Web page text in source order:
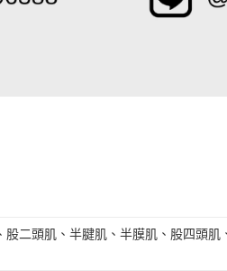
二頭肌、半腱肌、半膜肌、股四頭肌